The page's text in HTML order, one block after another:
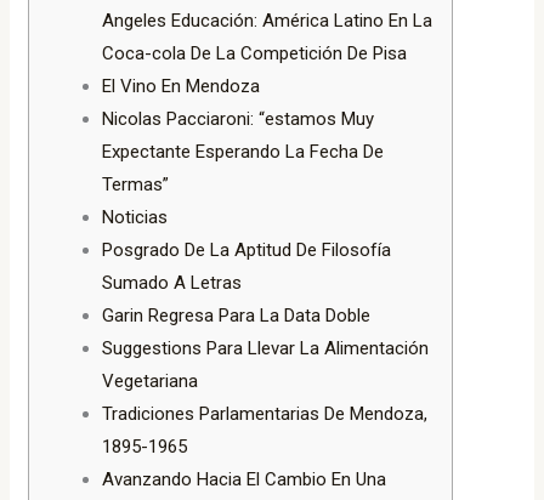
Angeles Educación: América Latino En La
Coca-cola De La Competición De Pisa
El Vino En Mendoza
Nicolas Pacciaroni: “estamos Muy
Expectante Esperando La Fecha De
Termas”
Noticias
Posgrado De La Aptitud De Filosofía
Sumado A Letras
Garin Regresa Para La Data Doble
Suggestions Para Llevar La Alimentación
Vegetariana
Tradiciones Parlamentarias De Mendoza,
1895-1965
Avanzando Hacia El Cambio En Una